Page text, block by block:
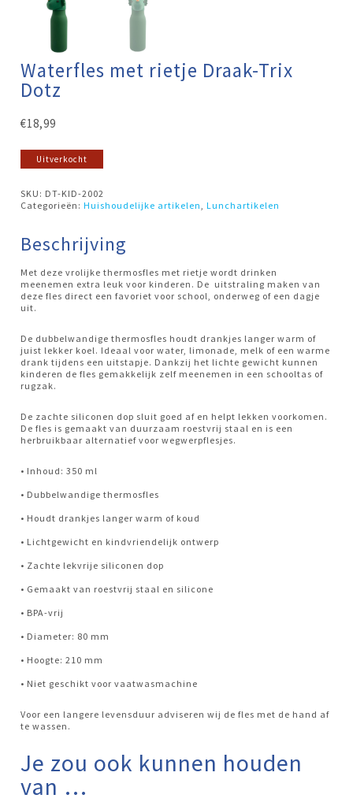
Waterfles met rietje Draak-Trix
Dotz
€18,99
Uitverkocht
SKU: DT-KID-2002
Categorieën:Huishoudelijke artikelen ,Lunchartikelen
Beschrijving
Met deze vrolijke thermosfles met rietje wordt drinken
meenemen extra leuk voor kinderen. De uitstraling maken van
deze fles direct een favoriet voor school, onderweg of een dagje
uit.
De dubbelwandige thermosfles houdt drankjes langer warm of
juist lekker koel. Ideaal voor water, limonade, melk of een warme
drank tijdens een uitstapje. Dankzij het lichte gewicht kunnen
kinderen de fles gemakkelijk zelf meenemen in een schooltas of
rugzak.
De zachte siliconen dop sluit goed af en helpt lekken voorkomen.
De fles is gemaakt van duurzaam roestvrij staal en is een
herbruikbaar alternatief voor wegwerpflesjes.
• Inhoud: 350 ml
• Dubbelwandige thermosfles
• Houdt drankjes langer warm of koud
• Lichtgewicht en kindvriendelijk ontwerp
• Zachte lekvrije siliconen dop
• Gemaakt van roestvrij staal en silicone
• BPA-vrij
• Diameter: 80 mm
• Hoogte: 210 mm
• Niet geschikt voor vaatwasmachine
Voor een langere levensduur adviseren wij de fles met de hand af
te wassen.
Je zou ook kunnen houden
van …